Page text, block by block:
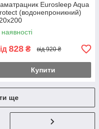
Eurosleep Aqua
(водонепроникний)
828 ₴ від 920 ₴
Купити
ще